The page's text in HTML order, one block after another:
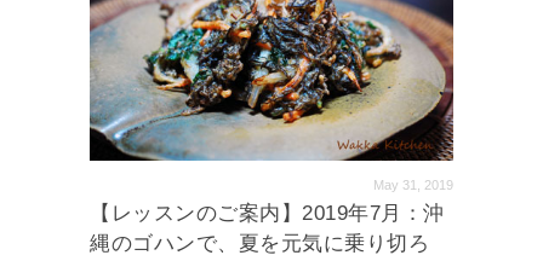
May 31, 2019
【レッスンのご案内】2019年7月：沖
縄のゴハンで、夏を元気に乗り切ろ